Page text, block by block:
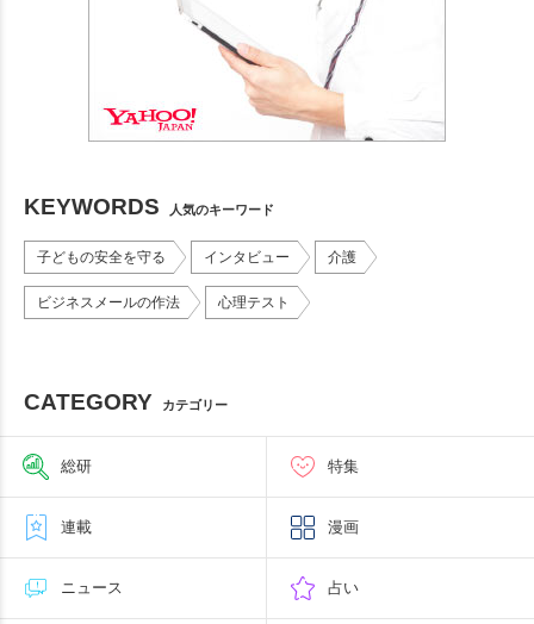
KEYWORDS 人気のキーワード
子どもの安全を守る インタビュー 介護
ビジネスメールの作法 心理テスト
CATEGORY カテゴリー
総研 特集
連載 漫画
ニュース 占い